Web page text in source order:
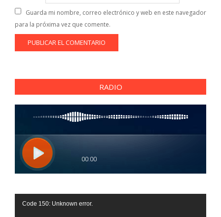
Guarda mi nombre, correo electrónico y web en este navegador
para la próxima vez que comente.
RADIO
Reproductor
Code 150: Unknown error.